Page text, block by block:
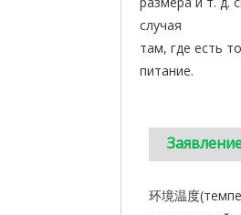
случая
там, где есть
питание.
环境温度